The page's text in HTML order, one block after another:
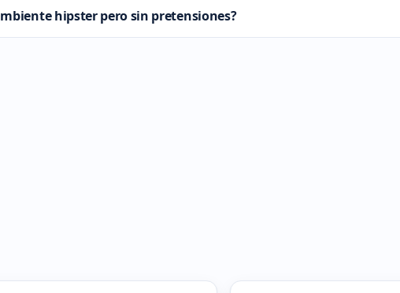
hipster pero sin pretensiones?